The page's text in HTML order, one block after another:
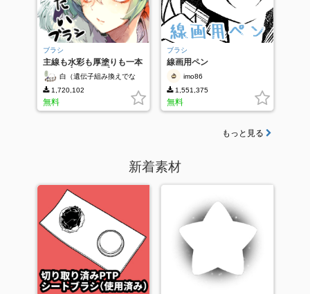
ブラシ
主線も水彩も厚塗りも一本
でやる怠けものブラシ
白（遺伝子組み換えでな
い）
1,720,102
無料
ブラシ
線画用ペン
imo86
1,551,375
無料
もっと見る
新着素材